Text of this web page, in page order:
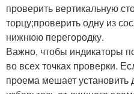
проверить вертикальную
торцу;проверить одну из
нижнюю перегородку.
Важно, чтобы индикаторы
во всех точках проверки.
проема мешает установить